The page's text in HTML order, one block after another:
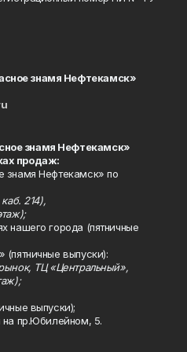
знамя Нефтекамск»
знамя Нефтекамск»
продаж:
знамя Нефтекамск» по
214),
нашего города (пятничные
(пятничные выпуски):
ТЦ «Центральный»,
выпуски);
на пр.Юбилейном, 5.